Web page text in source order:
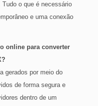
o que é necessário
e uma conexão
online para converter
gerados por meio do
de forma segura e
dentro de um